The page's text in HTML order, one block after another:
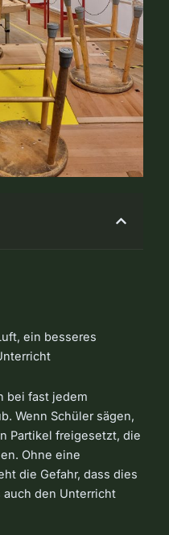
ein besseres
bei fast jedem
Wenn Schüler sägen,
Partikel freigesetzt, die
Ohne eine
die Gefahr, dass dies
den Unterricht